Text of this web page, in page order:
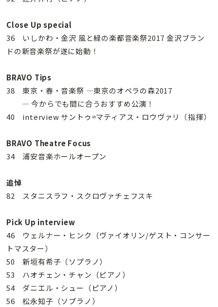
Close Up special
36 いしかわ・金沢 風と緑の楽都音楽祭2017 金沢ブラン
ドの新音楽祭が遂に始動！
BRAVO Tips
38 東京・春・音楽祭 —東京のオペラの森2017
— 今からでも間に合うおすすめ公演！
40 interview サントゥ=マティアス・ロウヴァリ（指揮）
BRAVO Theatre Focus
34 浦安音楽ホールオープン
追悼
82 スタニスラフ・スクロヴァチェフスキ
Pick Up interview
46 ウェルナー・ヒンク（ヴァイオリン/ゲスト・コンサー
トマスター）
50 新垣有希子（ソプラノ）
53 ハオチェン・チャン（ピアノ）
54 ダニエル・シュー（ピアノ）
56 松永知子（ソプラノ）